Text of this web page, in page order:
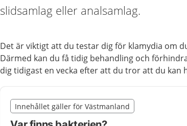
slidsamlag eller analsamlag.
Det är viktigt att du testar dig för klamydia om
Därmed kan du få tidig behandling och
dig tidigast en vecka efter att du tror att du kan
Nedan innehåll gäller region Västmanland
Innehållet gäller för Västmanland
Slut på det regionala tillägget från region